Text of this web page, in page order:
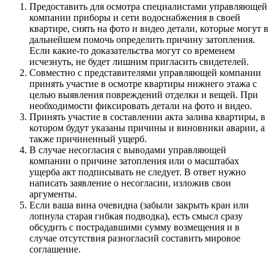
Предоставить для осмотра специалистами управляющей
компании приборы и сети водоснабжения в своей
квартире, снять на фото и видео детали, которые могут в
дальнейшем помочь определить причину затопления.
Если какие-то доказательства могут со временем
исчезнуть, не будет лишним пригласить свидетелей.
Совместно с представителями управляющей компании
принять участие в осмотре квартиры нижнего этажа с
целью выявления повреждений отделки и вещей. При
необходимости фиксировать детали на фото и видео.
Принять участие в составлении акта залива квартиры, в
котором будут указаны причины и виновники аварии, а
также причиненный ущерб.
В случае несогласия с выводами управляющей
компании о причине затопления или о масштабах
ущерба акт подписывать не следует. В ответ нужно
написать заявление о несогласии, изложив свои
аргументы.
Если ваша вина очевидна (забыли закрыть кран или
лопнула старая гибкая подводка), есть смысл сразу
обсудить с пострадавшими сумму возмещения и в
случае отсутствия разногласий составить мировое
соглашение.